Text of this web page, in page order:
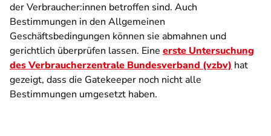
der Verbraucher:innen betroffen sind. Auch
Bestimmungen in den Allgemeinen
Geschäftsbedingungen können sie abmahnen und
gerichtlich überprüfen lassen. Eine erste Untersuchung
des Verbraucherzentrale Bundesverband (vzbv) hat
gezeigt, dass die Gatekeeper noch nicht alle
Bestimmungen umgesetzt haben.